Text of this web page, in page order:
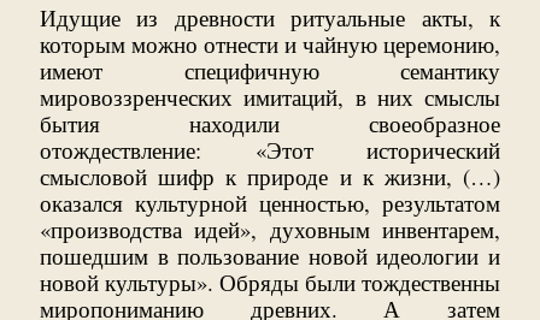
Идущие из древности ритуальные акты, к
которым можно отнести и чайную церемонию,
имеют специфичную семантику
мировоззренческих имитаций, в них смыслы
бытия находили своеобразное
отождествление: «Этот исторический
смысловой шифр к природе и к жизни, (…)
оказался культурной ценностью, результатом
«производства идей», духовным инвентарем,
пошедшим в пользование новой идеологии и
новой культуры». Обряды были тождественны
миропониманию древних. А затем